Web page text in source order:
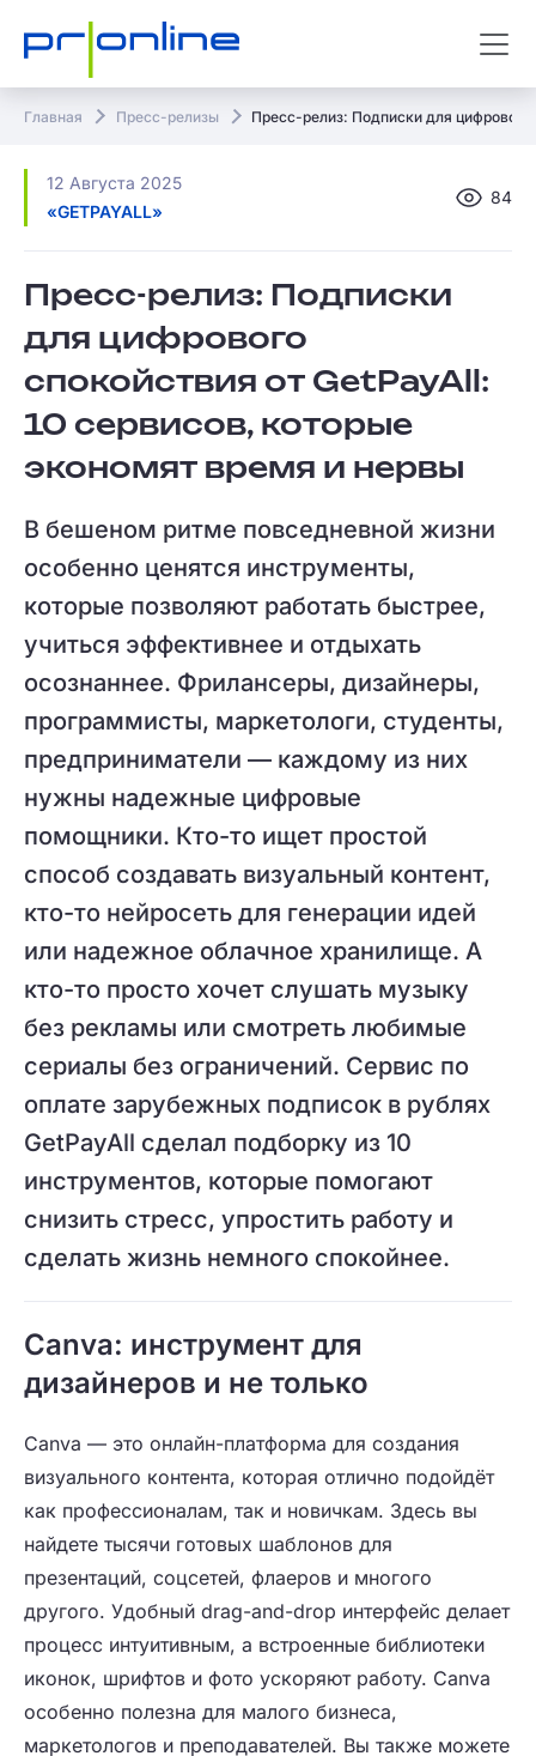
Главная Пресс-релизы Пресс-релиз: Подписки для
12 Августа 2025
«GETPAYALL»
84
Пресс-релиз: Подписки
для цифрового
спокойствия от GetPayAll:
10 сервисов, которые
экономят время и нервы
В бешеном ритме повседневной жизни
особенно ценятся инструменты,
которые позволяют работать быстрее,
учиться эффективнее и отдыхать
осознаннее. Фрилансеры, дизайнеры,
программисты, маркетологи, студенты,
предприниматели — каждому из них
нужны надежные цифровые
помощники. Кто-то ищет простой
способ создавать визуальный контент,
кто-то нейросеть для генерации идей
или надежное облачное хранилище. А
кто-то просто хочет слушать музыку
без рекламы или смотреть любимые
сериалы без ограничений. Сервис по
оплате зарубежных подписок в рублях
GetPayAll сделал подборку из 10
инструментов, которые помогают
снизить стресс, упростить работу и
сделать жизнь немного спокойнее.
Canva: инструмент для
дизайнеров и не только
Canva — это онлайн-платформа для создания
визуального контента, которая отлично подойдёт
как профессионалам, так и новичкам. Здесь вы
найдете тысячи готовых шаблонов для
презентаций, соцсетей, флаеров и многого
другого. Удобный drag-and-drop интерфейс делает
процесс интуитивным, а встроенные библиотеки
иконок, шрифтов и фото ускоряют работу. Canva
особенно полезна для малого бизнеса,
маркетологов и преподавателей. Вы также можете